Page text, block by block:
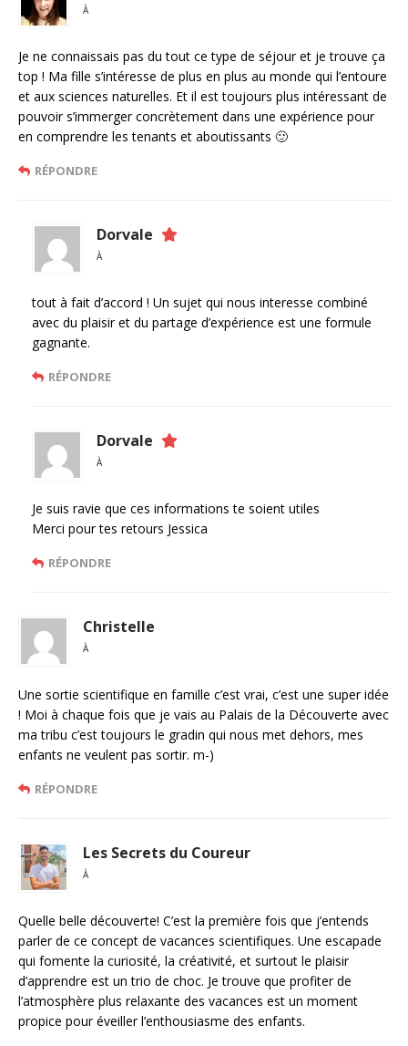
À
Je ne connaissais pas du tout ce type de séjour et je trouve ça
top ! Ma fille s’intéresse de plus en plus au monde qui l’entoure
et aux sciences naturelles. Et il est toujours plus intéressant de
pouvoir s’immerger concrètement dans une expérience pour
en comprendre les tenants et aboutissants 🙂
RÉPONDRE
Dorvale
À
tout à fait d’accord ! Un sujet qui nous interesse combiné
avec du plaisir et du partage d’expérience est une formule
gagnante.
RÉPONDRE
Dorvale
À
Je suis ravie que ces informations te soient utiles
Merci pour tes retours Jessica
RÉPONDRE
Christelle
À
Une sortie scientifique en famille c’est vrai, c’est une super idée
! Moi à chaque fois que je vais au Palais de la Découverte avec
ma tribu c’est toujours le gradin qui nous met dehors, mes
enfants ne veulent pas sortir. m-)
RÉPONDRE
Les Secrets du Coureur
À
Quelle belle découverte! C’est la première fois que j’entends
parler de ce concept de vacances scientifiques. Une escapade
qui fomente la curiosité, la créativité, et surtout le plaisir
d’apprendre est un trio de choc. Je trouve que profiter de
l’atmosphère plus relaxante des vacances est un moment
propice pour éveiller l’enthousiasme des enfants.